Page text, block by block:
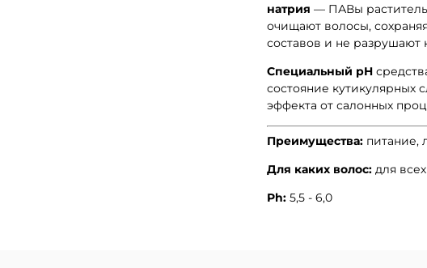
натрия — ПАВы
очищают волосы,
составов и не разрушают
Специальный pH
состояние кутикулярных
эффекта от салонных
Преимущества: питание,
Для каких волос: для
Ph: 5,5 - 6,0